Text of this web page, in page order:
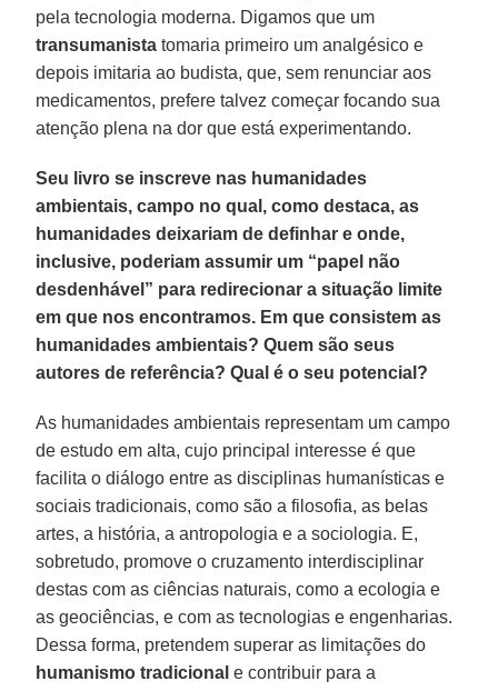
pela tecnologia moderna. Digamos que um
transumanista tomaria primeiro um analgésico e
depois imitaria ao budista, que, sem renunciar aos
medicamentos, prefere talvez começar focando sua
atenção plena na dor que está experimentando.
Seu livro se inscreve nas humanidades
ambientais, campo no qual, como destaca, as
humanidades deixariam de definhar e onde,
inclusive, poderiam assumir um “papel não
desdenhável” para redirecionar a situação limite
em que nos encontramos. Em que consistem as
humanidades ambientais? Quem são seus
autores de referência? Qual é o seu potencial?
As humanidades ambientais representam um campo
de estudo em alta, cujo principal interesse é que
facilita o diálogo entre as disciplinas humanísticas e
sociais tradicionais, como são a filosofia, as belas
artes, a história, a antropologia e a sociologia. E,
sobretudo, promove o cruzamento interdisciplinar
destas com as ciências naturais, como a ecologia e
as geociências, e com as tecnologias e engenharias.
Dessa forma, pretendem superar as limitações do
humanismo tradicional e contribuir para a